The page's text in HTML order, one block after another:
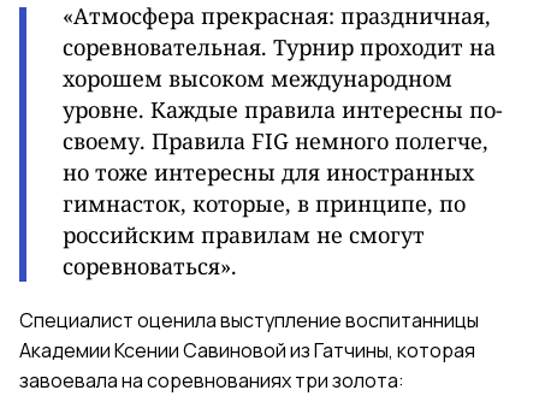
«Атмосфера прекрасная: праздничная,
соревновательная. Турнир проходит на
хорошем высоком международном
уровне. Каждые правила интересны по-
своему. Правила FIG немного полегче,
но тоже интересны для иностранных
гимнасток, которые, в принципе, по
российским правилам не смогут
соревноваться».
Специалист оценила выступление воспитанницы
Академии Ксении Савиновой из Гатчины, которая
завоевалана соревнованиях три золота: